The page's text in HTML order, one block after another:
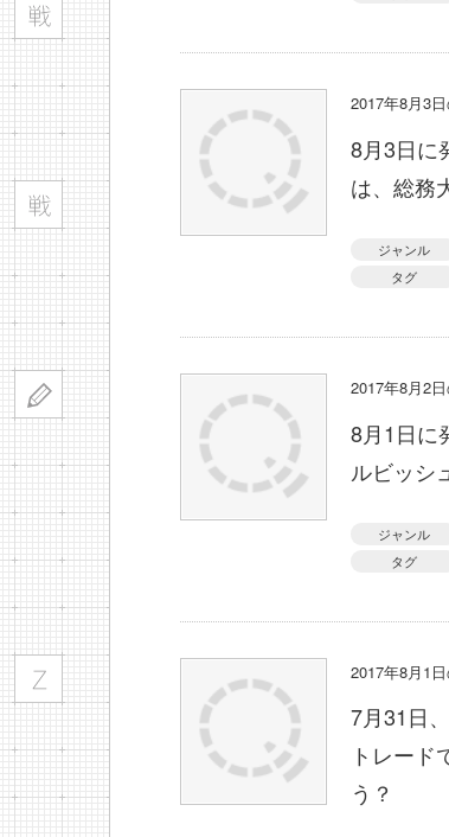
2017年8月3
8月3日に
は、総務
ジャンル
タグ
2017年8月2
8月1日に
ルビッシ
ジャンル
タグ
2017年8月1
7月31日
トレード
う？